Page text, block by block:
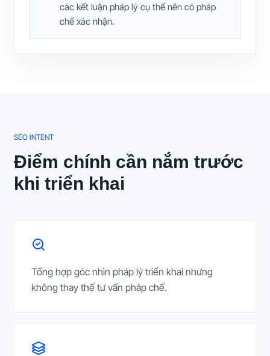
các kết luận pháp lý cụ thể nên có pháp
chế xác nhận.
SEO INTENT
Điểm chính cần nắm trước
khi triển khai
Tổng hợp góc nhìn pháp lý triển khai nhưng
không thay thế tư vấn pháp chế.